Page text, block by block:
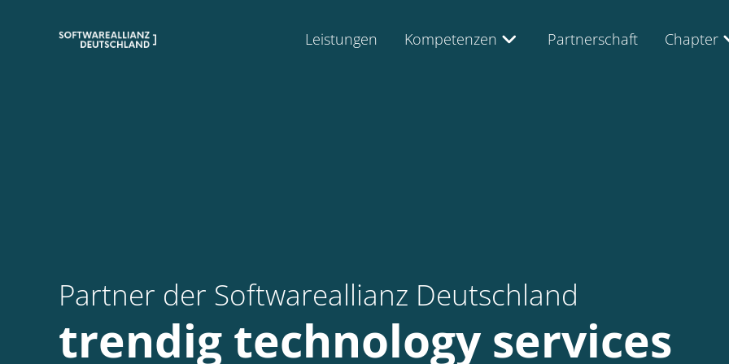
Leistungen Kompetenzen Partnerschaft Chapter
Partner der Softwareallianz Deutschland
trendig technology services